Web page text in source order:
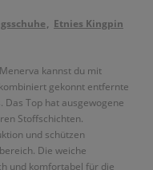
Etnies Kingpin
kannst du mit
gekonnt entfernte
Das Top hat ausgewogene
Stoffschichten.
und schützen
Die weiche
und komfortabel für die